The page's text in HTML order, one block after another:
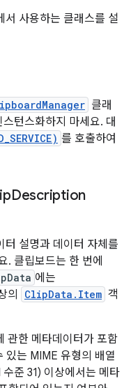
서 사용하는 클래스를 설
클래
턴스화하지 마세요. 대
를 호출하여
Description
터 설명과 데이터 자체를
. 클립보드는 한 번에
에는
의 ClipData.Item 객
관한 메타데이터가 포함
있는 MIME 유형의 배열
준 31) 이상에서는 메타